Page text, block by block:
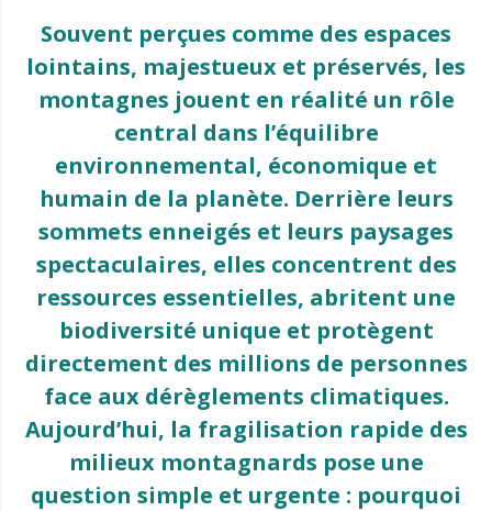
Souvent perçues comme des espaces
lointains, majestueux et préservés, les
montagnes jouent en réalité un rôle
central dans l’équilibre
environnemental, économique et
humain de la planète. Derrière leurs
sommets enneigés et leurs paysages
spectaculaires, elles concentrent des
ressources essentielles, abritent une
biodiversité unique et protègent
directement des millions de personnes
face aux dérèglements climatiques.
Aujourd’hui, la fragilisation rapide des
milieux montagnards pose une
question simple et urgente : pourquoi